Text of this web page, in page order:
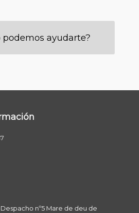
podemos ayudarte?
nº5 Mare de deu de